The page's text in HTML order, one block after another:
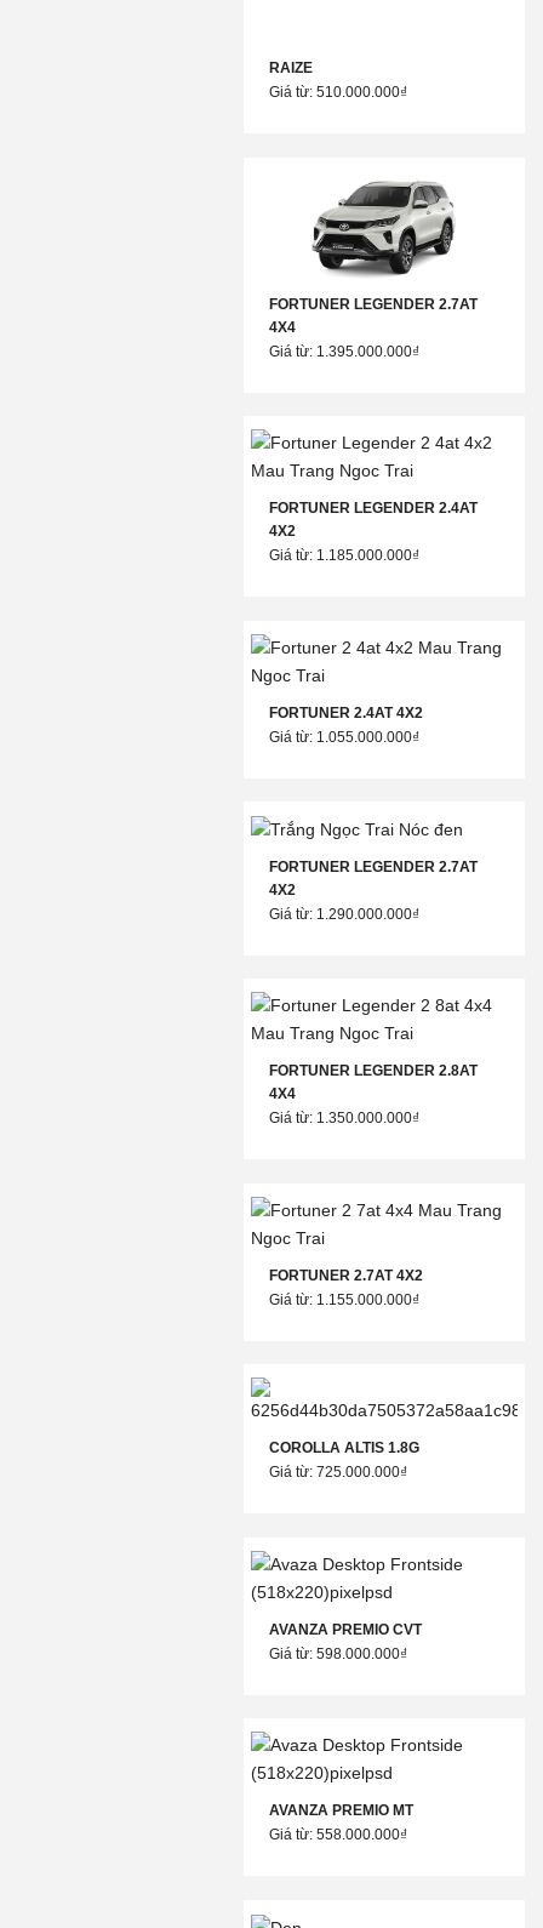
RAIZE
Giá từ: 510.000.000₫
FORTUNER LEGENDER 2.7AT
4X4
Giá từ: 1.395.000.000₫
FORTUNER LEGENDER 2.4AT
4X2
Giá từ: 1.185.000.000₫
FORTUNER 2.4AT 4X2
Giá từ: 1.055.000.000₫
FORTUNER LEGENDER 2.7AT
4X2
Giá từ: 1.290.000.000₫
FORTUNER LEGENDER 2.8AT
4X4
Giá từ: 1.350.000.000₫
FORTUNER 2.7AT 4X2
Giá từ: 1.155.000.000₫
COROLLA ALTIS 1.8G
Giá từ: 725.000.000₫
AVANZA PREMIO CVT
Giá từ: 598.000.000₫
AVANZA PREMIO MT
Giá từ: 558.000.000₫